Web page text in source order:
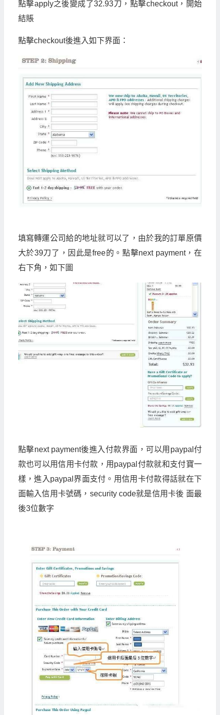
點擊apply之後變成了32.93刀，點擊checkout，開始
結賬
點擊checkout後進入如下界面：
填寫轉運公司給的地址就可以了，由於我的訂單原價
大於39刀了，因此是free的。點擊next payment，在
右下角，如下圖
點擊next payment後進入付款界面，可以用 paypal 付
款也可以用信用卡付款，用 paypal 付款就和支付寶一
樣，進入 paypal 界面支付。用信用卡付款得話就在下
面輸入信用卡號碼， security code就是信用卡後 面最
後3位數字